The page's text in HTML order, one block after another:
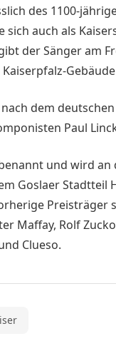
des 1100-
sich auch als
der Sänger am
dem deutschen
Paul
und wird an
Goslaer Stadtteil
Preisträger
Maffay, Rolf
Clueso.